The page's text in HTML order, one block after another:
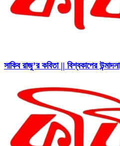
সাকিব রাজু’র কবিতা || বিশ্বকাপের উন্মাদনা